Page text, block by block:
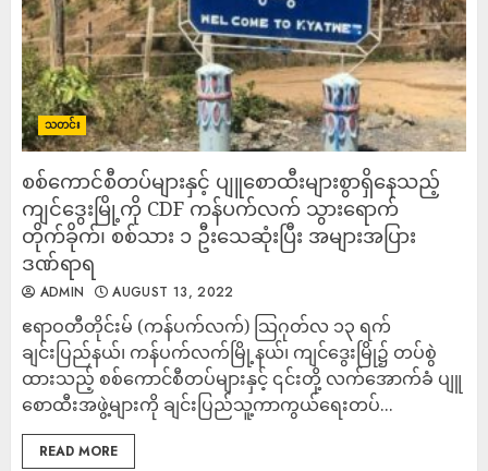
သတင်း
စစ်ကောင်စီတပ်များနှင့် ပျူစောထီးများစွာရှိနေသည့်
ကျင်ဒွေးမြို့ကို CDF ကန်ပက်လက် သွားရောက်
တိုက်ခိုက်၊ စစ်သား ၁ ဦးသေဆုံးပြီး အများအပြား
ဒဏ်ရာရ
ADMIN AUGUST 13, 2022
ဧရာဝတီတိုင်းမ် (ကန်ပက်လက်) သြဂုတ်လ ၁၃ ရက်
ချင်းပြည်နယ်၊ ကန်ပက်လက်မြို့နယ်၊ ကျင်ဒွေးမြို၌ တပ်စွဲ
ထားသည့် စစ်ကောင်စီတပ်များနှင့် ၎င်းတို့ လက်အောက်ခံ ပျူ
စောထီးအဖွဲ့များကို ချင်းပြည်သူ့ကာကွယ်ရေးတပ်...
READ MORE